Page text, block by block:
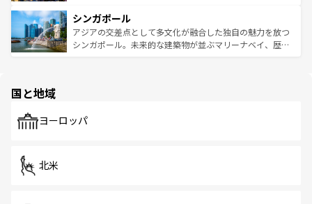
参照してほしい。
激する。気候は一年中温暖で、どの季節にも異なる楽しみ
が待っている。親しみやすいタイの人々、仏教を中心とし
た文化、そして多様な観光資源が、訪れる旅人を魅了し続
み、どこを訪れても感動するはず。観光スポットが密集し
ており、効率よく見どころを回れるのも魅力。息をのむよ
うな絶景から文化的な体験まで、香港を存分に楽しみ尽く
シンガポール
アジアの交差点として多文化が融合した独自の魅力を放つ
シンガポール。未来的な建築物が並ぶマリーナベイ、歴史
で、ホーカーズは地元の風情を楽しめる外せないスポット
国と地域
ヨーロッパ
北米